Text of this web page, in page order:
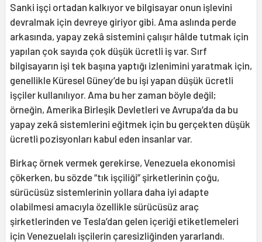
Sanki işçi ortadan kalkıyor ve bilgisayar onun işlevini
devralmak için devreye giriyor gibi. Ama aslında perde
arkasında, yapay zekâ sistemini çalışır hâlde tutmak için
yapılan çok sayıda çok düşük ücretli iş var. Sırf
bilgisayarın işi tek başına yaptığı izlenimini yaratmak için,
genellikle Küresel Güney’de bu işi yapan düşük ücretli
işçiler kullanılıyor. Ama bu her zaman böyle değil;
örneğin, Amerika Birleşik Devletleri ve Avrupa’da da bu
yapay zekâ sistemlerini eğitmek için bu gerçekten düşük
ücretli pozisyonları kabul eden insanlar var.
Birkaç örnek vermek gerekirse, Venezuela ekonomisi
çökerken, bu sözde “tık işçiliği” şirketlerinin çoğu,
sürücüsüz sistemlerinin yollara daha iyi adapte
olabilmesi amacıyla özellikle sürücüsüz araç
şirketlerinden ve Tesla’dan gelen içeriği etiketlemeleri
için Venezuelalı işçilerin çaresizliğinden yararlandı.